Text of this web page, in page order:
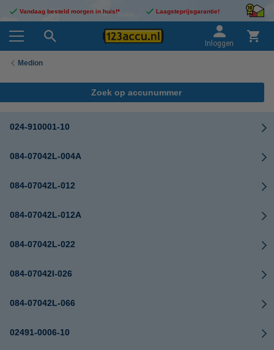
Vandaag besteld morgen in huis!* Laagsteprijsgarantie!
Inloggen
Medion
Zoek op accunummer
024-910001-10
084-07042L-004A
084-07042L-012
084-07042L-012A
084-07042L-022
084-07042l-026
084-07042L-066
02491-0006-10